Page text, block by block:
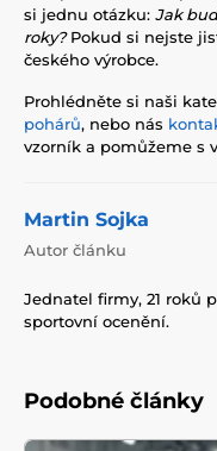
si jednu otázku: Jak
roky?Pokud si nejste
českého výrobce.
Prohlédněte si naši
pohárů, nebo nás
vzorník a pomůžeme s
Martin Sojka
Autor článku
Jednatel firmy, 21 roků
sportovní ocenění.
Podobné články